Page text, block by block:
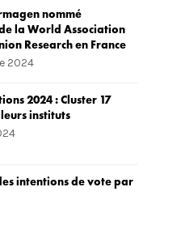
nommé
la World Association
Research en France
2024
2024 : Cluster 17
instituts
intentions de vote par